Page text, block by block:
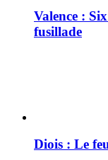
Valence :
fusillade
Diois : Le